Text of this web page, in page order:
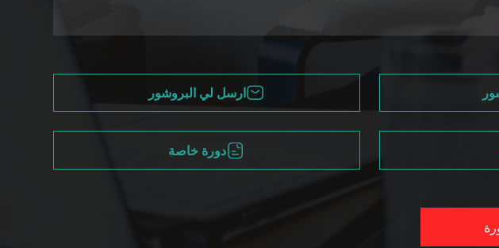
ارسل لي البروشور
دورة خاصة